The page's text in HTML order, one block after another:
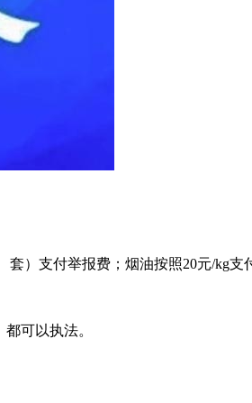
）支付举报费；烟油按照20元/kg支
可以执法。